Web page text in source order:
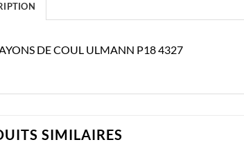
DE COUL ULMANN P18 4327
SIMILAIRES